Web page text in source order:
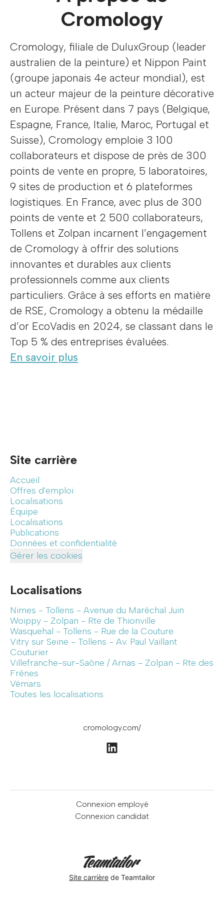
Cromology
Cromology, filiale de DuluxGroup (leader
australien de la peinture) et Nippon Paint
(groupe japonais 4e acteur mondial), est
un acteur majeur de la peinture décorative
en Europe. Présent dans 7 pays (Belgique,
Espagne, France, Italie, Maroc, Portugal et
Suisse), Cromology emploie 3 100
collaborateurs et dispose de près de 300
points de vente en propre, 5 laboratoires,
9 sites de production et 6 plateformes
logistiques. En France, avec plus de 300
points de vente et 2 500 collaborateurs,
Tollens et Zolpan incarnent l’engagement
de Cromology à offrir des solutions
innovantes et durables aux clients
professionnels comme aux clients
particuliers. Grâce à ses efforts en matière
de RSE, Cromology a obtenu la médaille
d’or EcoVadis en 2024, se classant dans le
Top 5 % des entreprises évaluées.
En savoir plus
Site carrière
Accueil
Offres d'emploi
Localisations
Équipe
Localisations
Publications
Données et confidentialité
Gérer les cookies
Localisations
Nimes - Tollens - Avenue du Maréchal Juin
Woippy - Zolpan - Rte de Thionville
Wasquehal - Tollens - Rue de la Couture
Vitry sur Seine - Tollens - Av. Paul Vaillant
Couturier
Villefranche-sur-Saône / Arnas - Zolpan - Rte des
Frênes
Vémars
Toutes les localisations
cromology.com/
Connexion employé
Connexion candidat
Site carrière de Teamtailor